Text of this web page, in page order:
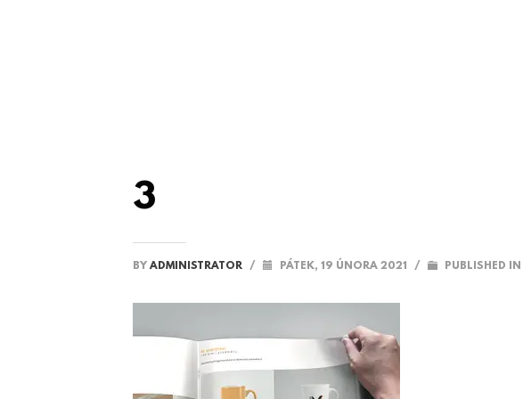
3
BYADMINISTRATOR / PÁTEK, 19 ÚNORA 2021 / PUBLISHED IN